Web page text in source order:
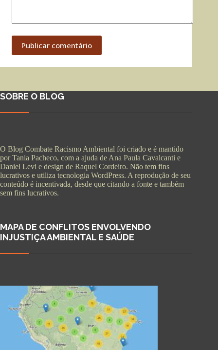
Publicar comentário
SOBRE O BLOG
O Blog Combate Racismo Ambiental foi criado e é mantido
por Tania Pacheco, com a ajuda de Ana Paula Cavalcanti e
Daniel Levi e design de Raquel Cordeiro. Não tem fins
lucrativos e utiliza tecnologia WordPress. A reprodução de seu
conteúdo é incentivada, desde que citando a fonte e também
sem fins lucrativos.
MAPA DE CONFLITOS ENVOLVENDO
INJUSTIÇA AMBIENTAL E SAÚDE